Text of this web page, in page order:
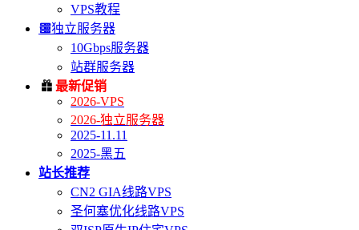
VPS教程
独立服务器
10Gbps服务器
站群服务器
 最新促销
2026-VPS
2026-独立服务器
2025-11.11
2025-黑五
站长推荐
CN2 GIA线路VPS
圣何塞优化线路VPS